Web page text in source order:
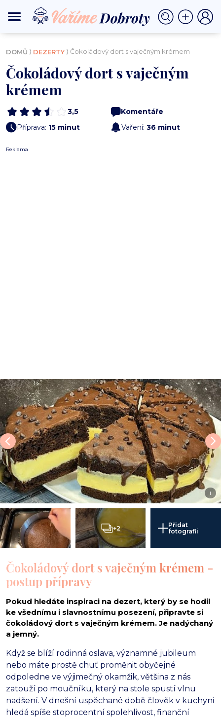
DOMŮ ⟩ DEZERTY ⟩ Čokoládový dort s vaječným krémem
Čokoládový dort s vaječným
krémem
3,5
Komentáře
Příprava: 15 minut Vaření: 36 minut
Reklama
i
+2
Přidat
fotografii
Čokoládový dort s vaječným krémem -
postup přípravy
Pokud hledáte inspiraci na dezert, který by se hodil
ke všednímu i slavnostnímu posezení, připravte si
čokoládový dort s vaječným krémem. Je nadýchaný
a jemný.
Když se blíží rodinná oslava, významné jubileum
nebo máte prostě chuť proměnit obyčejné
odpoledne ve výjimečný okamžik, většina z nás
zatouží po moučníku, který na stole spustí vlnu
nadšení. V dnešní uspěchané době člověk v kuchyni
hledá spíše stoprocentní spolehlivost, finanční